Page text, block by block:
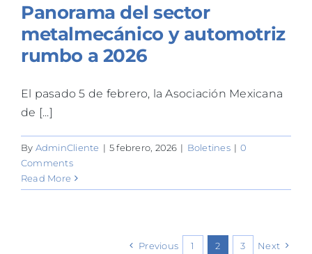
Panorama del sector
metalmecánico y automotriz
rumbo a 2026
El pasado 5 de febrero, la Asociación Mexicana
de [...]
By AdminCliente | 5 febrero, 2026 | Boletines | 0
Comments
Read More
Previous 1 2 3 Next